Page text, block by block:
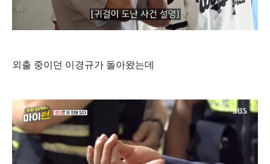
외출 중이던 이경규가 돌아왔는데